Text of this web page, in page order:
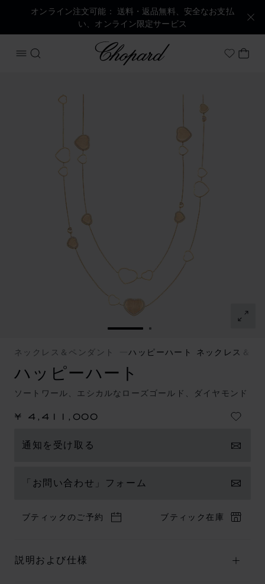
オンライン注文可能： 送料・返品無料、安全なお支払
い、オンライン限定サービス
メニューを開く
検索する
Chopard
Myマ
スライドに移動 1
スライドに移動 2
ネックレス＆ペンダント ハッピーハート ネックレス＆ペ
ハッピーハート
ソートワール、エシカルなローズゴールド、ダイヤモンド
¥ 4,411,000
通知を受け取る
「お問い合わせ」フォーム
ブティックのご予約 ブティック在庫
説明および仕様